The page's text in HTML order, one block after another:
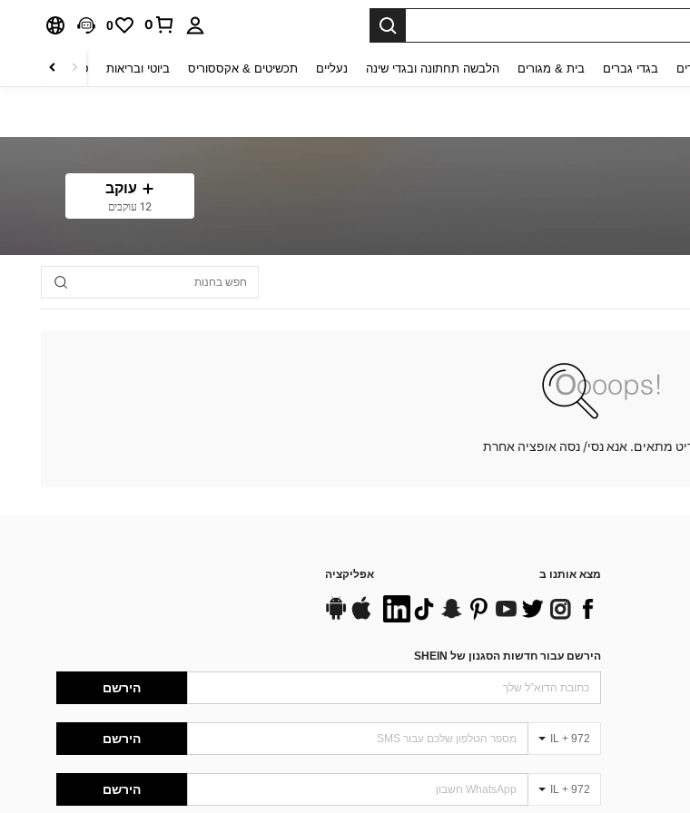
0
0
בגדי גברים בית & מגורים הלבשה תחתונה ובגדי שינה נעליים תכשיטים & אקססוריס ביוטי ובריאות טקסטיל לבית
עוקב
12 עוקבים
מתאים. אנא נסי/ נסה אופציה אחרת
מצא אותנו ב אפליקציה
הירשם עבור חדשות הסגנון של SHEIN
הירשם
IL + 972 הירשם
IL + 972 הירשם